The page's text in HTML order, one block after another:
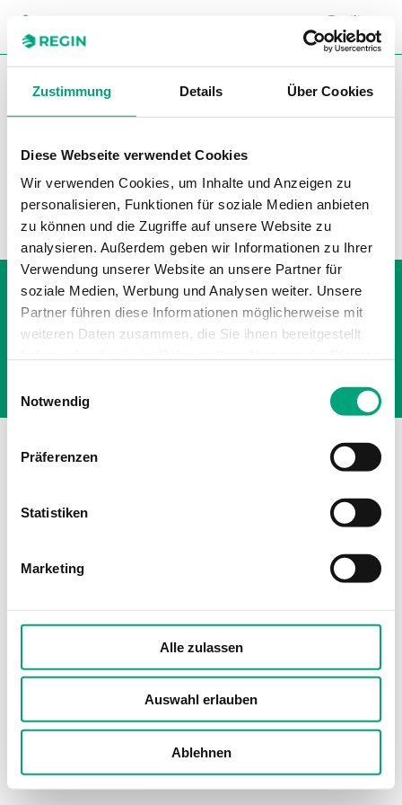
Zustimmung Details Über Cookies
Diese Webseite verwendet Cookies
Wir verwenden Cookies, um Inhalte und Anzeigen zu
personalisieren, Funktionen für soziale Medien anbieten
zu können und die Zugriffe auf unsere Website zu
analysieren. Außerdem geben wir Informationen zu Ihrer
Verwendung unserer Website an unsere Partner für
soziale Medien, Werbung und Analysen weiter. Unsere
Partner führen diese Informationen möglicherweise mit
weiteren Daten zusammen, die Sie ihnen bereitgestellt
Notwendig
Präferenzen
Statistiken
Marketing
Alle zulassen
Auswahl erlauben
Ablehnen
You are here:
Regin Produkte
Kompaktregler
Zubehör Exigo
Filter
Unsere Produkte
Whistleblowing
Impressum
Datenschutzerklärung